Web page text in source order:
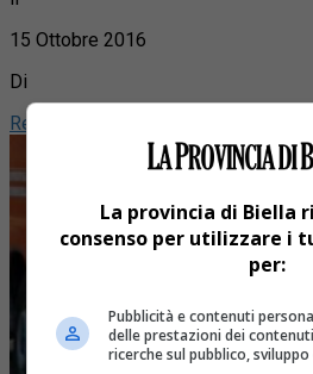
15 Ottobre 2016
Di
Redazione
La provincia di Biella
consenso per utilizzare i
per:
Pubblicità e contenuti
delle prestazioni dei
ricerche sul pubblico,